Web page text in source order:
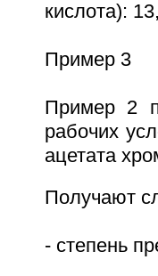
кислота):
Пример 3
Пример 2
рабочих
ацетата
Получают
- степень